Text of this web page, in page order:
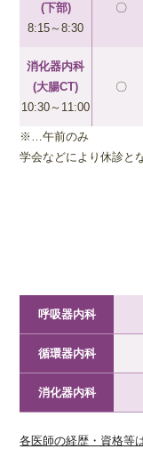
(下部)
8:15～8:30
〇
消化器内科
(大腸CT)
10:30～11:00
〇
※…午前のみ
学会などにより休診と
呼吸器内科
循環器内科
消化器内科
各医師の経歴・資格等